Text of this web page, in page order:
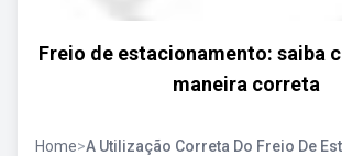
Freio de estacionamento: saiba
maneira correta
Home>A Utilização Correta Do Freio De